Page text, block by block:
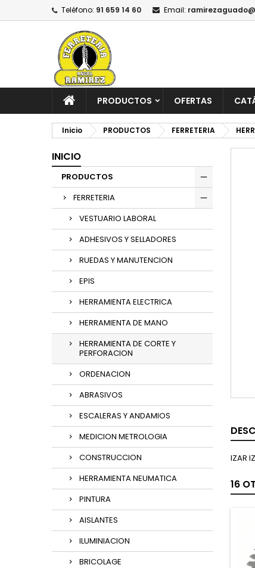
Teléfono: 91 659 14 60 Email:
PRODUCTOS OFERTAS
Inicio PRODUCTOS FERRETERIA
INICIO
PRODUCTOS
FERRETERIA
VESTUARIO LABORAL
ADHESIVOS Y SELLADORES
RUEDAS Y MANUTENCION
EPIS
HERRAMIENTA ELECTRICA
HERRAMIENTA DE MANO
HERRAMIENTA DE CORTE Y
PERFORACION
ORDENACION
ABRASIVOS
ESCALERAS Y ANDAMIOS
MEDICION METROLOGIA
CONSTRUCCION
HERRAMIENTA NEUMATICA
PINTURA
AISLANTES
ILUMINIACION
BRICOLAGE
IZAR
16